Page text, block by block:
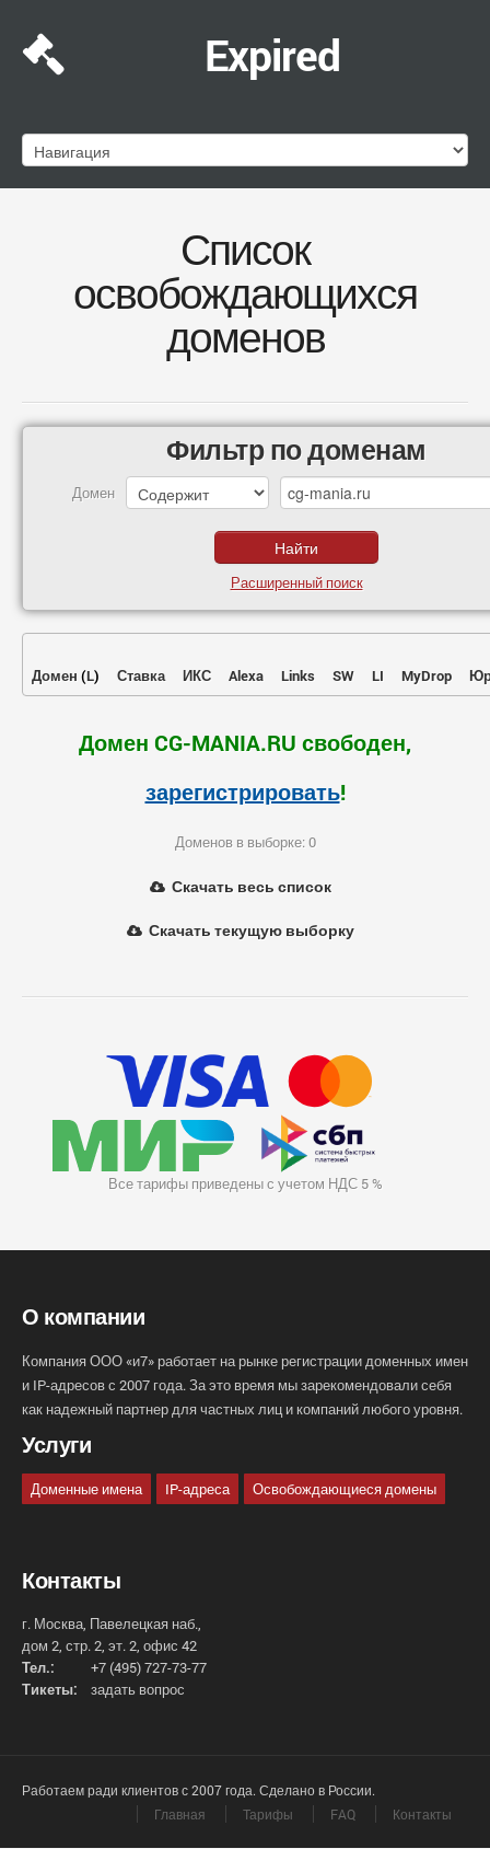
Expired
Список
освобождающихся
доменов
Фильтр по доменам
Домен
Расширенный поиск
Домен (L) Ставка ИКС Alexa Links SW LI MyDrop
Домен CG-MANIA.RU свободен,
зарегистрировать!
Доменов в выборке: 0
Скачать весь список
Скачать текущую выборку
Все тарифы приведены с учетом НДС 5 %
О компании
Компания ООО «и7» работает на рынке регистрации доменных имен
и IP-адресов с 2007 года. За это время мы зарекомендовали себя
как надежный партнер для частных лиц и компаний любого уровня.
Услуги
Доменные имена IP-адреса Освобождающиеся домены
Контакты
г. Москва, Павелецкая наб.,
дом 2, стр. 2, эт. 2, офис 42
Тел.:
+7 (495) 727-73-77
Тикеты:
задать вопрос
Работаем ради клиентов с 2007 года. Сделано в России.
Главная
Тарифы FAQ Контакты